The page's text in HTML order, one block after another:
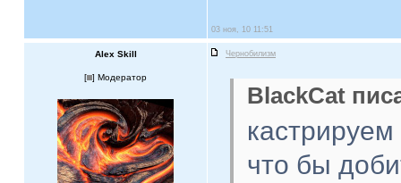
03 ноя, 10 11:51
Alex Skill Чернобилизм
[ ] Модератор
BlackCat
что бы